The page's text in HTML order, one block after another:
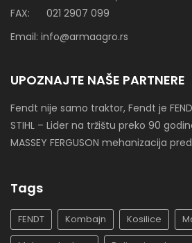
FAX: 021 2907 099
Email: info@armaagro.rs
UPOZNAJTE NAŠE PARTNERE
Fendt nije samo traktor, Fendt je
STIHL – Lider na tržištu preko 90
MASSEY FERGUSON mehanizacija
Tags
FENDT Kombajn Kosilice